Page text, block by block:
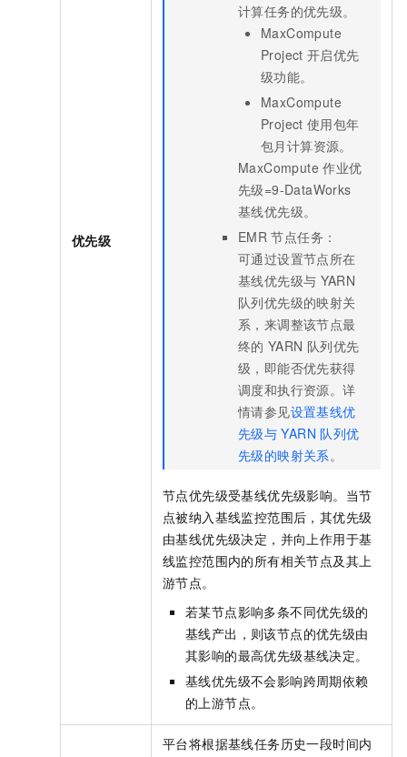
优先级
计算任务的优先级。
MaxCompute
Project 开启优先
级功能。
MaxCompute
Project 使用包年
包月计算资源。
MaxCompute 作业优
先级=9-DataWorks
基线优先级。
EMR 节点任务：
可通过设置节点所在
基线优先级与 YARN
队列优先级的映射关
系，来调整该节点最
终的 YARN 队列优先
级，即能否优先获得
调度和执行资源。详
情请参见设置基线优
先级与 YARN 队列优
先级的映射关系。
节点优先级受基线优先级影响。当节
点被纳入基线监控范围后，其优先级
由基线优先级决定，并向上作用于基
线监控范围内的所有相关节点及其上
游节点。
若某节点影响多条不同优先级的
基线产出，则该节点的优先级由
其影响的最高优先级基线决定。
基线优先级不会影响跨周期依赖
的上游节点。
平台将根据基线任务历史一段时间内